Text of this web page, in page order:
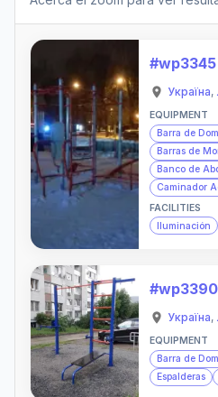
#wp3345
Україна,
EQUIPMENT
Barra de
Barras de
Banco de
Caminador
FACILITIES
Iluminación
#wp3390
Україна,
EQUIPMENT
Barra de
Espalderas